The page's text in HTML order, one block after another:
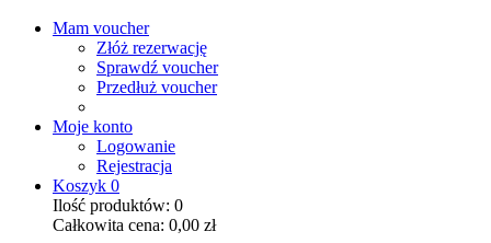
Mam voucher
Złóż rezerwację
Sprawdź voucher
Przedłuż voucher
Moje konto
Logowanie
Rejestracja
Koszyk 0
Ilość produktów: 0
Całkowita cena: 0,00 zł